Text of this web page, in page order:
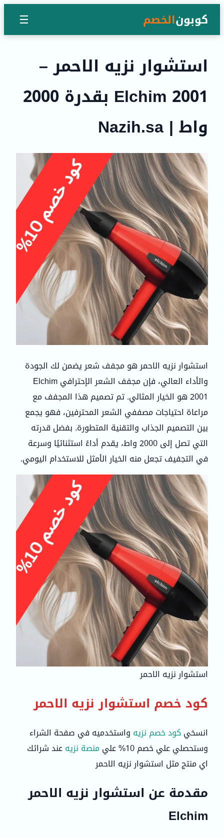
كوبونالخصم ☰
استشوار نزيه الاحمر –
Elchim 2001 بقدرة 2000
واط | Nazih.sa
استشوار نزيه الاحمر هو مجفف شعر يضمن لك الجودة
والأداء العالي، فإن مجفف الشعر الإحترافي Elchim
2001 هو الخيار المثالي. تم تصميم هذا المجفف مع
مراعاة احتياجات مصففي الشعر المحترفين، فهو يجمع
بين التصميم الجذاب والتقنية المتطورة. بفضل قدرته
التي تصل إلى 2000 واط، يقدم أداءً استثنائيًا وسرعة
في التجفيف تجعل منه الخيار الأمثل للاستخدام اليومي.
استشوار نزيه الاحمر
كود خصم استشوار نزيه الاحمر
انسخي كود خصم نزيه واستخدميه في صفحة الشراء
وستحصلي علي خصم 10% علي
منصة نزيهعند شرائك
اي منتج مثل استشوار نزيه الاحمر
مقدمة عن استشوار نزيه الاحمر
Elchim